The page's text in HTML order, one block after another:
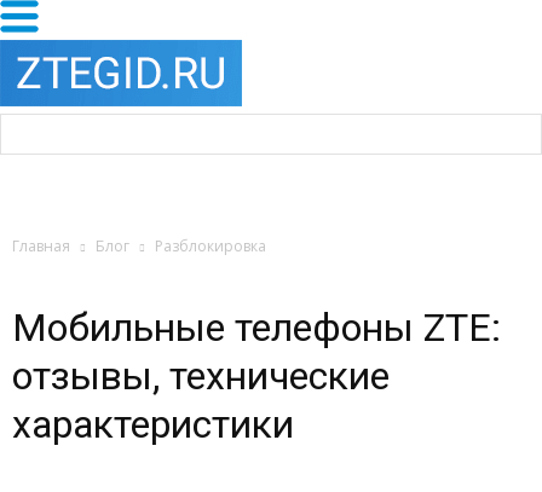
Главная Блог Разблокировка
Мобильные телефоны ZTE:
отзывы, технические
характеристики